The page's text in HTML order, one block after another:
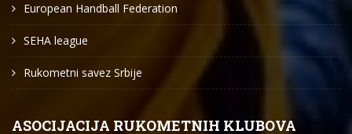
European Handball Federation
SEHA league
Rukometni savez Srbije
ASOCIJACIJA RUKOMETNIH KLUBOVA